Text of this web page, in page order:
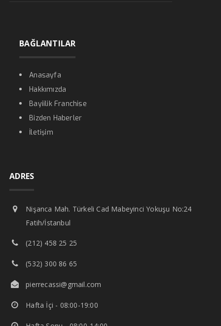
BAĞLANTILAR
Anasayfa
Hakkımızda
Bayiilik Franchise
Bizden Haberler
İletişim
ADRES
Nişanca Mah. Türkeli Cad Mabeyinci Yokuşu No:24
Fatih/İstanbul
(212) 458 25 25
(532) 300 86 65
pierrecassi@gmail.com
Hafta İçi - 08:00-19:00